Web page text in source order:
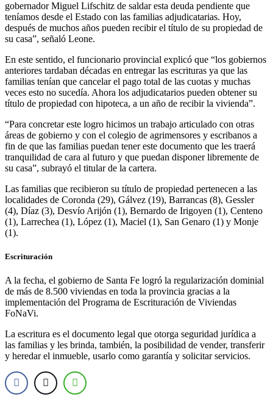
gobernador Miguel Lifschitz de saldar esta deuda pendiente que
teníamos desde el Estado con las familias adjudicatarias. Hoy,
después de muchos años pueden recibir el título de su propiedad de
su casa”, señaló Leone.
En este sentido, el funcionario provincial explicó que “los gobiernos
anteriores tardaban décadas en entregar las escrituras ya que las
familias tenían que cancelar el pago total de las cuotas y muchas
veces esto no sucedía. Ahora los adjudicatarios pueden obtener su
título de propiedad con hipoteca, a un año de recibir la vivienda”.
“Para concretar este logro hicimos un trabajo articulado con otras
áreas de gobierno y con el colegio de agrimensores y escribanos a
fin de que las familias puedan tener este documento que les traerá
tranquilidad de cara al futuro y que puedan disponer libremente de
su casa”, subrayó el titular de la cartera.
Las familias que recibieron su título de propiedad pertenecen a las
localidades de Coronda (29), Gálvez (19), Barrancas (8), Gessler
(4), Díaz (3), Desvío Arijón (1), Bernardo de Irigoyen (1), Centeno
(1), Larrechea (1), López (1), Maciel (1), San Genaro (1) y Monje
(1).
Escrituración
A la fecha, el gobierno de Santa Fe logró la regularización dominial
de más de 8.500 viviendas en toda la provincia gracias a la
implementación del Programa de Escrituración de Viviendas
FoNaVi.
La escritura es el documento legal que otorga seguridad jurídica a
las familias y les brinda, también, la posibilidad de vender, transferir
y heredar el inmueble, usarlo como garantía y solicitar servicios.